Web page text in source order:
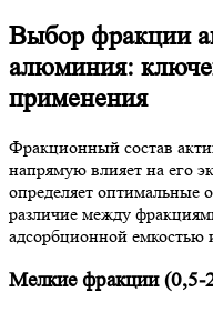
Выбор фракции
алюминия:
применения
Фракционный состав
напрямую влияет на его
определяет оптимальные
различие между
адсорбционной емкостью
Мелкие фракции